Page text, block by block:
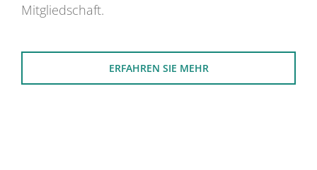
Mitgliedschaft.
ERFAHREN SIE MEHR